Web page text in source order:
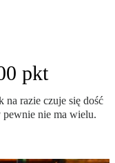
pkt
na razie czuje się dość
nie ma wielu.